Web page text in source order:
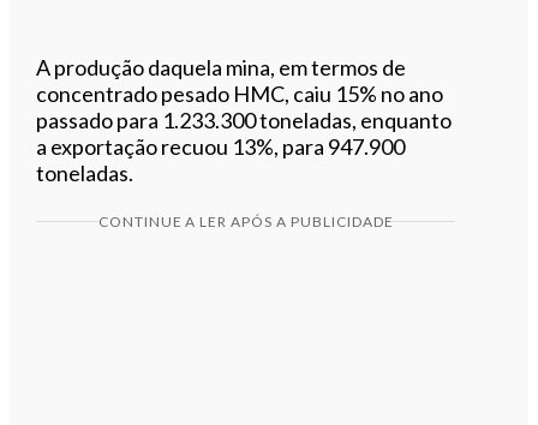
A produção daquela mina, em termos de
concentrado pesado HMC, caiu 15% no ano
passado para 1.233.300 toneladas, enquanto
a exportação recuou 13%, para 947.900
toneladas.
CONTINUE A LER APÓS A PUBLICIDADE